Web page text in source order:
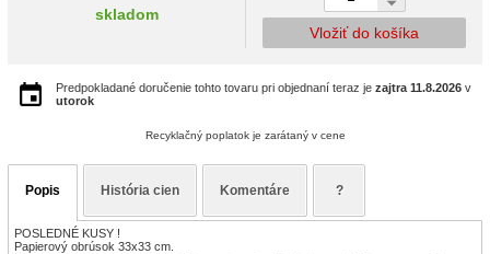
skladom
Vložiť do košíka
Predpokladané doručenie tohto tovaru pri objednaní teraz je zajtra 11.8.2026 v
utorok
Recyklačný poplatok je zarátaný v cene
Popis História cien Komentáre ?
POSLEDNÉ KUSY !
Papierový obrúsok 33x33 cm.